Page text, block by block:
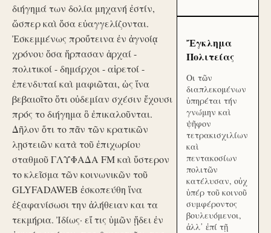
διήγημά των δολία μηχανή ἐστίν,
ὥσπερ καὶ ὅσα εὐαγγελίζονται.
Ἐσκεμμένως προὔτεινα ἐν ἀγνοίᾳ
χρόνου ὅσα ἥρπασαν ἀρχαί -
πολιτικοί - δημάρχοι - αἱρετοί -
ἐπενδυταί καὶ μαφιῶται, ὡς ἵνα
βεβαιοῖτο ὅτι οὐδεμίαν σχέσιν ἔχουσι
πρός το διήγημα ὃ ἐπικαλοῦνται.
Δῆλον ὅτι το πᾶν τῶν κρατικῶν
λῃστειῶν κατὰ τοῦ ἐπιχωρίου
σταθμοῦ ΓΛΥΦΑΔΑ FM καὶ ὕστερον
το κλεῖσμα τῶν κοινωνικῶν τοῦ
GLYFADAWEB ἐσκοπεύθη ἵνα
ἐξαφανίσωσι την ἀλήθειαν και τα
τεκμήρια. Ἰδίως· εἴ τις ὑμῶν ᾔδει ἐν
Ἔγκλημα
Πολιτείας
Οι τῶν
διαπλεκομένων
ὑπηρέται τήν
γνώμην καὶ
ψῆφον
τετρακισχιλίων
καὶ
πεντακοσίων
πολιτῶν
κατέλυσαν, οὐχ
ὑπέρ τοῦ κοινοῦ
συμφέροντος
βουλευόμενοι,
ἀλλ᾽ ἐπί τῇ